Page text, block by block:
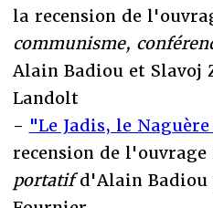
la recension de
communisme,
Alain Badiou et Slavoj
Landolt
- "Le Jadis, le
recension de l'ouvrage
portatifd'Alain Badiou